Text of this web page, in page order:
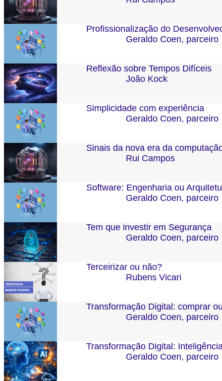
Profissionalização do
Geraldo Coen, parceiro
Reflexão sobre Tempos Difíceis
João Kock
Simplicidade com experiência
Geraldo Coen, parceiro
Sinais da nova era da
Rui Campos
Software: Engenharia ou
Geraldo Coen, parceiro
Tem que investir em Segurança
Geraldo Coen, parceiro
Terceirizar ou não?
Rubens Vicari
Transformação Digital: comprar
Geraldo Coen, parceiro
Transformação Digital:
Geraldo Coen, parceiro